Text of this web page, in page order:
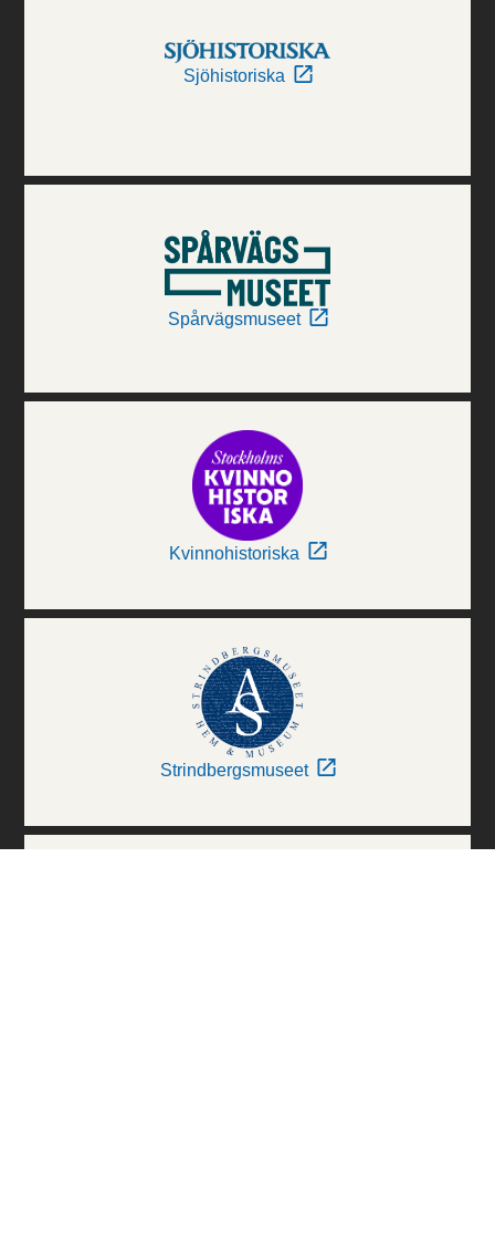
Sjöhistoriska
Spårvägsmuseet
Kvinnohistoriska
Strindbergsmuseet